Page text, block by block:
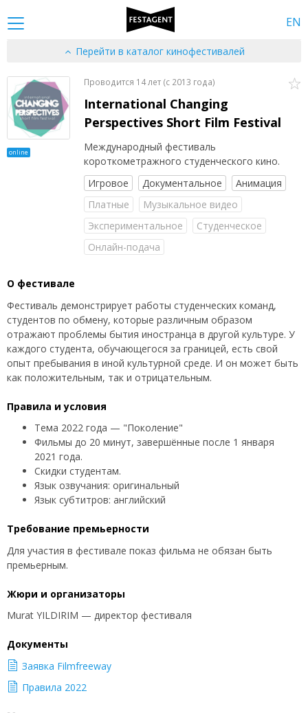
EN
Перейти в каталог кинофестивалей
online
Проводится 14 лет (c 2013 года)
International Changing
Perspectives Short Film Festival
Международный фестиваль
короткометражного студенческого кино.
Игровое
Документальное
Анимация
Платные
Музыкальное видео
Экспериментальное
Студенческое
Онлайн-подача
О фестивале
Фестиваль демонстрирует работы студенческих команд,
студентов по обмену, которые различным образом
отражают проблемы бытия иностранца в другой культуре. У
каждого студента, обучающегося за границей, есть свой
опыт пребывания в иной культурной среде. И он может быть
как положительным, так и отрицательным.
Правила и условия
Тема 2022 года — "Поколение"
Фильмы до 20 минут, завершённые после 1 января
2021 года.
Скидки студентам.
Язык озвучания: оригинальный
Язык субтитров: английский
Требование премьерности
Для участия в фестивале показ фильма не обязан быть
премьерным.
Жюри и организаторы
Murat YILDIRIM — директор фестиваля
Документы
Заявка Filmfreeway
Правила 2022